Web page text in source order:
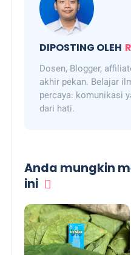
DIPOSTING OLEH
Dosen, Blogger,
akhir pekan. Belajar
percaya: komunikasi
dari hati.
Anda mungkin
ini